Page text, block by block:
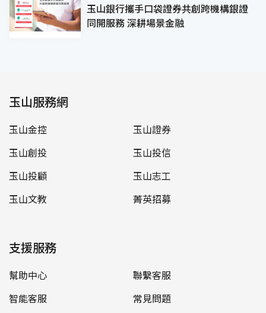
玉山銀行攜手口袋證券共創跨機構銀證
同開服務 深耕場景金融
玉山服務網
玉山金控
玉山證券
玉山創投
玉山投信
玉山投顧
玉山志工
玉山文教
菁英招募
支援服務
幫助中心
聯繫客服
智能客服
常見問題